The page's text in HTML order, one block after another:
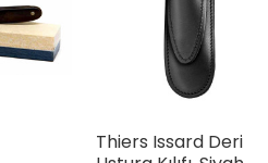
Thiers Issard Deri